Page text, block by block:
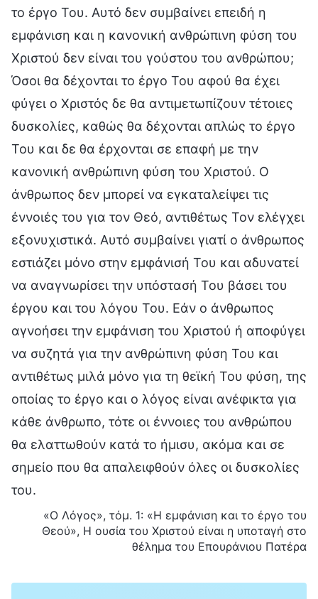
το έργο Του. Αυτό δεν συμβαίνει επειδή η
εμφάνιση και η κανονική ανθρώπινη φύση του
Χριστού δεν είναι του γούστου του ανθρώπου;
Όσοι θα δέχονται το έργο Του αφού θα έχει
φύγει ο Χριστός δε θα αντιμετωπίζουν τέτοιες
δυσκολίες, καθώς θα δέχονται απλώς το έργο
Του και δε θα έρχονται σε επαφή με την
κανονική ανθρώπινη φύση του Χριστού. Ο
άνθρωπος δεν μπορεί να εγκαταλείψει τις
έννοιές του για τον Θεό, αντιθέτως Τον ελέγχει
εξονυχιστικά. Αυτό συμβαίνει γιατί ο άνθρωπος
εστιάζει μόνο στην εμφάνισή Του και αδυνατεί
να αναγνωρίσει την υπόστασή Του βάσει του
έργου και του λόγου Του. Εάν ο άνθρωπος
αγνοήσει την εμφάνιση του Χριστού ή αποφύγει
να συζητά για την ανθρώπινη φύση Του και
αντιθέτως μιλά μόνο για τη θεϊκή Του φύση, της
οποίας το έργο και ο λόγος είναι ανέφικτα για
κάθε άνθρωπο, τότε οι έννοιες του ανθρώπου
θα ελαττωθούν κατά το ήμισυ, ακόμα και σε
σημείο που θα απαλειφθούν όλες οι δυσκολίες
του.
«Ο Λόγος», τόμ. 1: «Η εμφάνιση και το έργο του
Θεού», Η ουσία του Χριστού είναι η υποταγή στο
θέλημα του Επουράνιου Πατέρα